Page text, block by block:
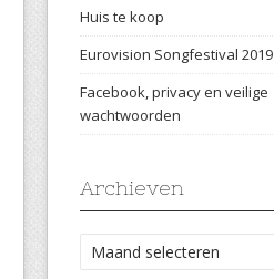
Huis te koop
Eurovision Songfestival 2019
Facebook, privacy en veilige
wachtwoorden
Archieven
Archieven